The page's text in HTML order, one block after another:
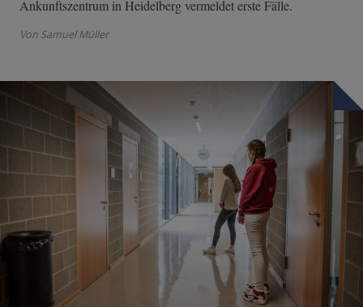
Ankunftszentrum in Heidelberg vermeldet erste Fälle.
Von Samuel Müller